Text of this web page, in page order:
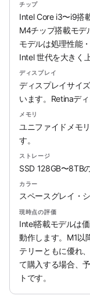
チップ
Intel Core i3〜i9搭
M4チップ搭載モデ
モデルは処理性能
Intel 世代を大きく
ディスプレイ
ディスプレイサイ
います。Retinaディ
メモリ
ユニファイドメモ
す。
ストレージ
SSD 128GB〜8TB
カラー
スペースグレイ・
現時点の評価
Intel搭載モデルは
動作します。M1以
テリーともに優れ
て購入する場合、
トです。